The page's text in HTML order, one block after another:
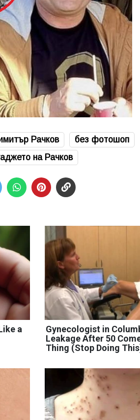
Рачков
без фотошоп
на Рачков
a
Gynecologist in
Leakage After 50
Thing (Stop Doing